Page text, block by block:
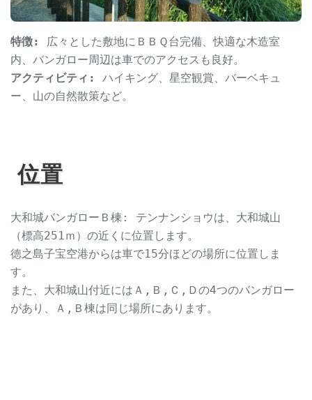
特徴:
広々とした敷地にＢＢＱ台完備、快適な木造室
内、バンガロー周辺は車でのアクセスも良好。
アクティビティ:
ハイキング、星空観賞、バーベキュ
ー、山の自然散策など。
位置
大和城バンガローＢ棟: テンナンショウは、大和城山
（標高251ｍ）の近くに位置します。
徳之島子宝空港からは車で15分ほどの場所に位置しま
す。
また、大和城山付近にはＡ,Ｂ,Ｃ,Ｄの4つのバンガロー
があり、Ａ,Ｂ棟は同じ場所にあります。